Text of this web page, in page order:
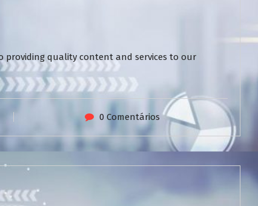
providing quality content and services to our
0 Comentários